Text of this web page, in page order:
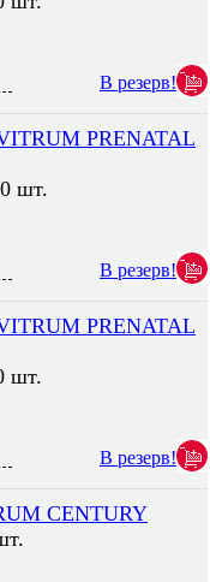
В резерв!
PRENATAL
шт.
В резерв!
PRENATAL
шт.
В резерв!
CENTURY